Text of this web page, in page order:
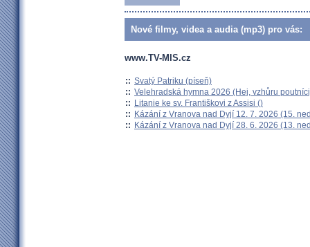
Nové filmy, videa a audia (mp3) pro vás:
www.TV-MIS.cz
:: Svatý Patriku (píseň)
:: Velehradská hymna 2026 (Hej, vzhůru
:: Litanie ke sv. Františkovi z Assisi ()
:: Kázání z Vranova nad Dyjí 12. 7. 2026 (15.
:: Kázání z Vranova nad Dyjí 28. 6. 2026 (13.